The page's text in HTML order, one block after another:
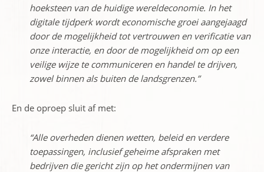
hoeksteen van de huidige wereldeconomie. In het
digitale tijdperk wordt economische groei aangejaagd
door de mogelijkheid tot vertrouwen en verificatie van
onze interactie, en door de mogelijkheid om op een
veilige wijze te communiceren en handel te drijven,
zowel binnen als buiten de landsgrenzen.”
En de oproep sluit af met:
“Alle overheden dienen wetten, beleid en verdere
toepassingen, inclusief geheime afspraken met
bedrijven die gericht zijn op het ondermijnen van